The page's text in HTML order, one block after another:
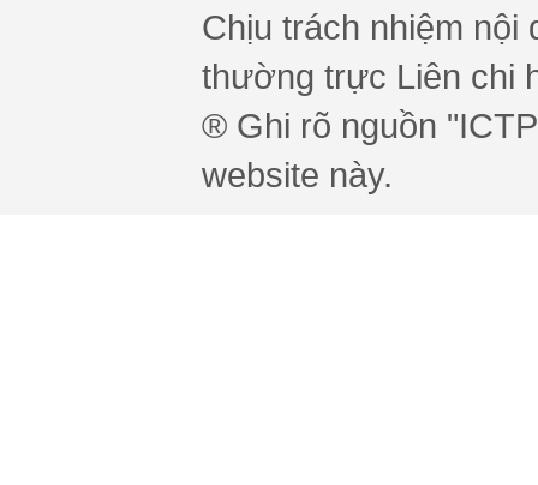
Chịu trách nhiệm nội
thường trực Liên chi
® Ghi rõ nguồn
website này.